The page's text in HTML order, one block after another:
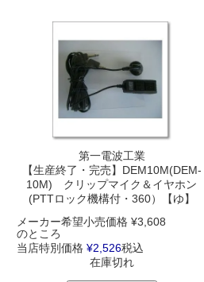
第一電波工業
【生産終了・完売】DEM10M(DEM-
10M) クリップマイク＆イヤホン
(PTTロック機構付・360）【ゆ】
メーカー希望小売価格 ¥3,608
のところ
当店特別価格 ¥2,526税込
在庫切れ